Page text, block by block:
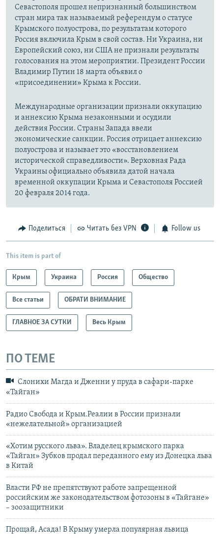
Севастополя прошел непризнанный большинством
стран мира так называемый референдум о статусе
Крымского полуострова, по результатам которого
Россия включила Крым в свой состав. Ни Украина, ни
Европейский союз, ни США не признали результаты
голосования на этом мероприятии. Президент России
Владимир Путин 18 марта объявил о
«присоединении» Крыма к России.
Международные организации признали оккупацию
и аннексию Крыма незаконными и осудили
действия России. Страны Запада ввели
экономические санкции. Россия отрицает аннексию
полуострова и называет это «восстановлением
исторической справедливости». Верховная Рада
Украины официально объявила датой начала
временной оккупации Крыма и Севастополя Россией
20 февраля 2014 года.
Поделиться Читать без VPN Follow us
This item is part of
Крым Украина Россия Общество
Все статьи ОБРАТИ ВНИМАНИЕ
ГЛАВНОЕ ЗА СУТКИ Весь Крым
ПО ТЕМЕ
Слонихи Магда и Дженни у пруда в сафари-парке
«Тайган»
Радио Свобода и Крым.Реалии в России признали
«нежелательной» организацией
«Хотим русского льва». Владелец крымского парка
«Тайган» Зубков продал переданного ему из Донецка льва
в Китай
Власти РФ не препятствуют работе запрещенной
российским же законодательством фотозоны в «Тайгане»
– зоозащитники
Прощай, Асада! В Крыму умерла популярная львица